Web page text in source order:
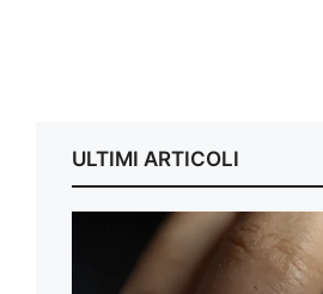
ULTIMI ARTICOLI